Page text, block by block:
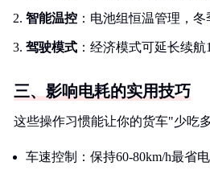
智能温控 ：电池组恒温管理，
驾驶模式 ：经济模式可延长续航
三、影响电耗的实用技巧
这些操作习惯能让你的货车"少吃
车速控制：保持60-80km/h最省电